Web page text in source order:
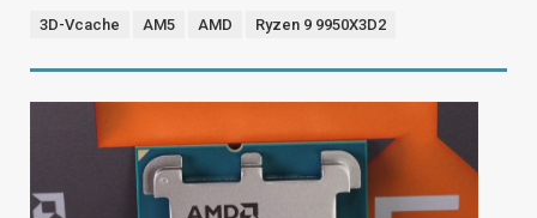
3D-Vcache AM5 AMD Ryzen 9 9950X3D2